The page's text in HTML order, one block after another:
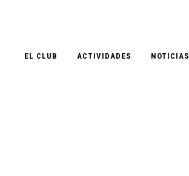
EL CLUB ACTIVIDADES NOTICIAS